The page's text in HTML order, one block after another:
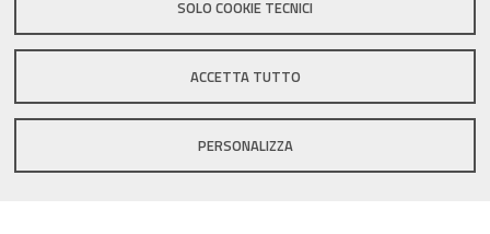
SOLO COOKIE TECNICI
ACCETTA TUTTO
PERSONALIZZA
Sito istituzionale Comune di Zola Predosa